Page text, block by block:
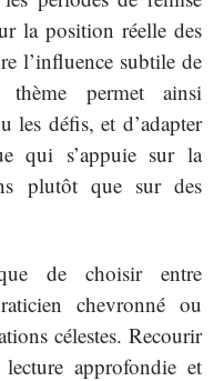
la position réelle des
l’influence subtile de
permet ainsi
les défis, et d’adapter
qui s’appuie sur la
plutôt que sur des
de choisir entre
chevronné ou
célestes. Recourir
approfondie et